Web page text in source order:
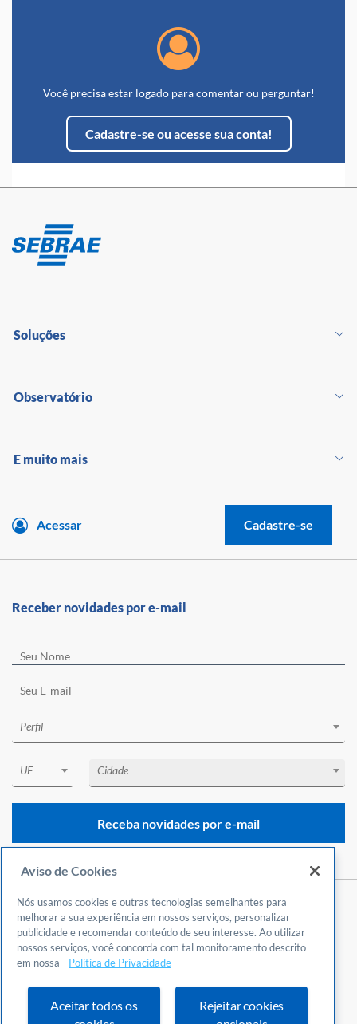
Você precisa estar logado para comentar ou perguntar!
Cadastre-se ou acesse sua conta!
Soluções
Observatório
E muito mais
Acessar Cadastre-se
Central de Atendimento
0800 570 0800
24 horas por dia
Fale Conosco
Ouvidoria
Receber novidades por e-mail
Perfil
UF Cidade
Receba novidades por e-mail
Aviso de Cookies
Nós usamos cookies e outras tecnologias semelhantes para
melhorar a sua experiência em nossos serviços, personalizar
publicidade e recomendar conteúdo de seu interesse. Ao utilizar
nossos serviços, você concorda com tal monitoramento descrito
em nossa
Política de Privacidade
Aceitar todos os
Rejeitar cookies